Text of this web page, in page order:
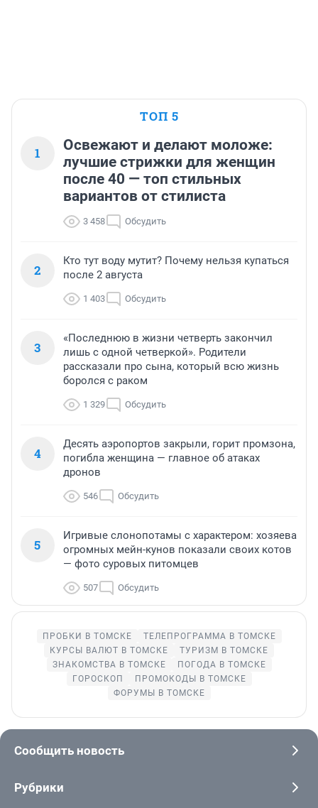
ТОП 5
1
Освежают и делают моложе:
лучшие стрижки для женщин
после 40 — топ стильных
вариантов от стилиста
3 458 Обсудить
2
Кто тут воду мутит? Почему нельзя купаться
после 2 августа
1 403 Обсудить
3
«Последнюю в жизни четверть закончил
лишь с одной четверкой». Родители
рассказали про сына, который всю жизнь
боролся с раком
1 329 Обсудить
4
Десять аэропортов закрыли, горит промзона,
погибла женщина — главное об атаках
дронов
546 Обсудить
5
Игривые слонопотамы с характером: хозяева
огромных мейн-кунов показали своих котов
— фото суровых питомцев
507 Обсудить
ПРОБКИ В ТОМСКЕ
ТЕЛЕПРОГРАММА В ТОМСКЕ
КУРСЫ ВАЛЮТ В ТОМСКЕ
ТУРИЗМ В ТОМСКЕ
ЗНАКОМСТВА В ТОМСКЕ
ПОГОДА В ТОМСКЕ
ГОРОСКОП
ПРОМОКОДЫ В ТОМСКЕ
ФОРУМЫ В ТОМСКЕ
Сообщить новость
Рубрики